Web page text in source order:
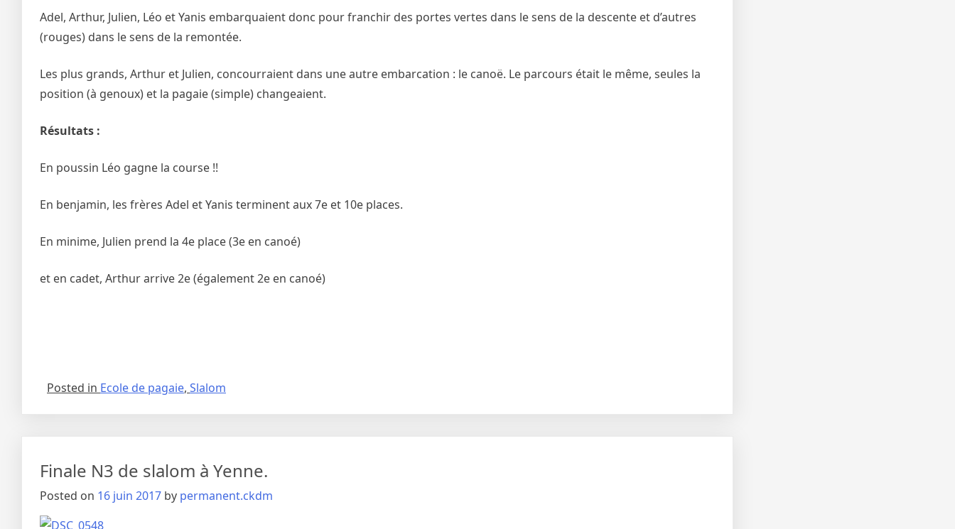
Adel, Arthur, Julien, Léo et Yanis embarquaient donc pour franchir des portes vertes dans le sens de la descente et d’autres
(rouges) dans le sens de la remontée.
Les plus grands, Arthur et Julien, concourraient dans une autre embarcation : le canoë. Le parcours était le même, seules la
position (à genoux) et la pagaie (simple) changeaient.
Résultats :
En poussin Léo gagne la course !!
En benjamin, les frères Adel et Yanis terminent aux 7e et 10e places.
En minime, Julien prend la 4e place (3e en canoé)
et en cadet, Arthur arrive 2e (également 2e en canoé)
Posted in Ecole de pagaie, Slalom
Finale N3 de slalom à Yenne.
Posted on 16 juin 2017 by permanent.ckdm